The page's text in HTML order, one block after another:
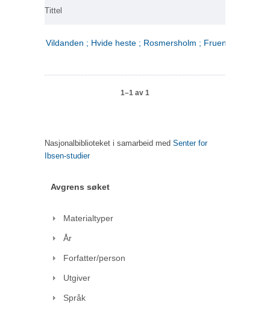
Tittel
Vildanden ; Hvide heste ; Rosmersholm ; Fruen fra havet
1–1 av 1
Nasjonalbiblioteket i samarbeid med Senter for
Ibsen-studier
Avgrens søket
Materialtyper
År
Forfatter/person
Utgiver
Språk